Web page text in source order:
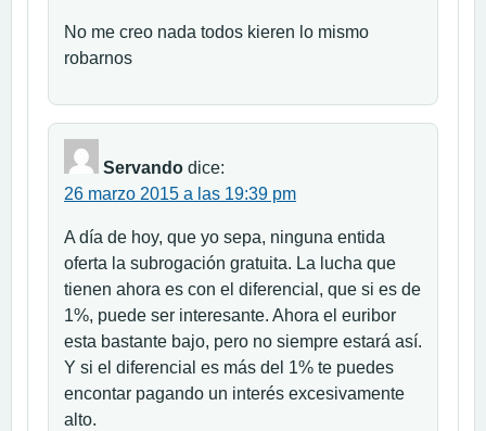
No me creo nada todos kieren lo mismo
robarnos
Servando dice:
26 marzo 2015 a las 19:39 pm
A día de hoy, que yo sepa, ninguna entida
oferta la subrogación gratuita. La lucha que
tienen ahora es con el diferencial, que si es de
1%, puede ser interesante. Ahora el euribor
esta bastante bajo, pero no siempre estará así.
Y si el diferencial es más del 1% te puedes
encontar pagando un interés excesivamente
alto.